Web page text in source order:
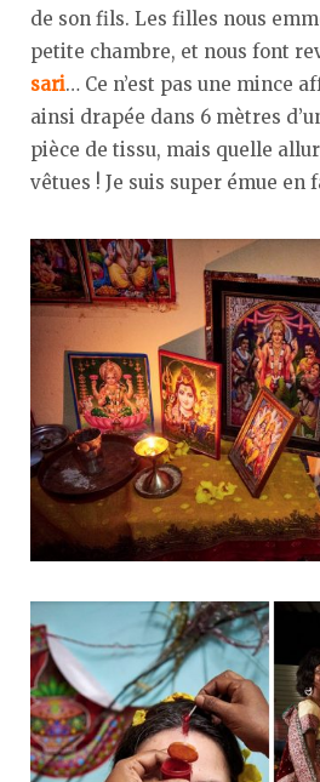
de son fils. Les filles nous
petite chambre, et nous font
sari… Ce n’est pas une mince
ainsi drapée dans 6 mètres
pièce de tissu, mais quelle
vêtues ! Je suis super émue en